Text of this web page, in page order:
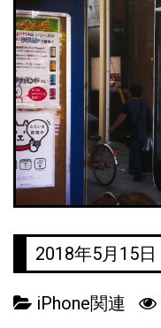
2018年5月15日
iPhone関連